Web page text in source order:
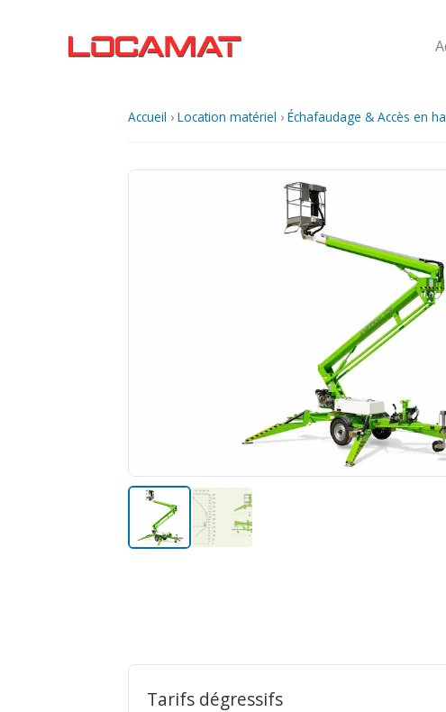
Accueil › Location matériel › Échafaudage & Accès en
Tarifs dégressifs